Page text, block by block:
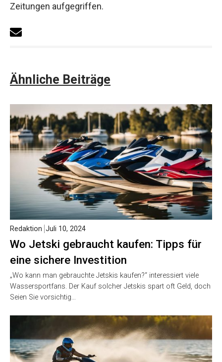
Zeitungen aufgegriffen.
Ähnliche Beiträge
Wo Jetski gebraucht kaufen: Tipps für
eine sichere Investition
Redaktion Juli 10, 2024
„Wo kann man gebrauchte Jetskis kaufen?“ interessiert viele
Wassersportfans. Der Kauf solcher Jetskis spart oft Geld, doch
Seien Sie vorsichtig…